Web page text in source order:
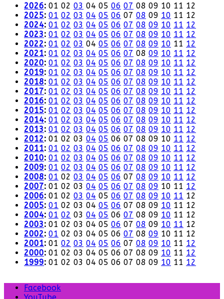
2026: 01 02 03 04 05 06 07 08 09 10 11 12
2025: 01 02 03 04 05 06 07 08 09 10 11 12
2024: 01 02 03 04 05 06 07 08 09 10 11 12
2023: 01 02 03 04 05 06 07 08 09 10 11 12
2022: 01 02 03 04 05 06 07 08 09 10 11 12
2021: 01 02 03 04 05 06 07 08 09 10 11 12
2020: 01 02 03 04 05 06 07 08 09 10 11 12
2019: 01 02 03 04 05 06 07 08 09 10 11 12
2018: 01 02 03 04 05 06 07 08 09 10 11 12
2017: 01 02 03 04 05 06 07 08 09 10 11 12
2016: 01 02 03 04 05 06 07 08 09 10 11 12
2015: 01 02 03 04 05 06 07 08 09 10 11 12
2014: 01 02 03 04 05 06 07 08 09 10 11 12
2013: 01 02 03 04 05 06 07 08 09 10 11 12
2012: 01 02 03 04 05 06 07 08 09 10 11 12
2011: 01 02 03 04 05 06 07 08 09 10 11 12
2010: 01 02 03 04 05 06 07 08 09 10 11 12
2009: 01 02 03 04 05 06 07 08 09 10 11 12
2008: 01 02 03 04 05 06 07 08 09 10 11 12
2007: 01 02 03 04 05 06 07 08 09 10 11 12
2006: 01 02 03 04 05 06 07 08 09 10 11 12
2005: 01 02 03 04 05 06 07 08 09 10 11 12
2004: 01 02 03 04 05 06 07 08 09 10 11 12
2003: 01 02 03 04 05 06 07 08 09 10 11 12
2002: 01 02 03 04 05 06 07 08 09 10 11 12
2001: 01 02 03 04 05 06 07 08 09 10 11 12
2000: 01 02 03 04 05 06 07 08 09 10 11 12
1999: 01 02 03 04 05 06 07 08 09 10 11 12
Facebook
YouTube